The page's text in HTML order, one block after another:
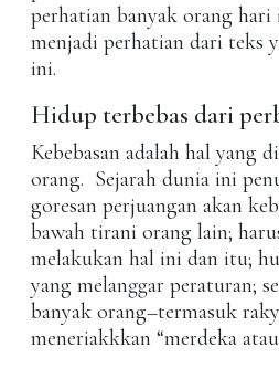
perhatian banyak orang
menjadi perhatian dari teks
ini.
Hidup terbebas dari
Kebebasan adalah hal yang
orang. Sejarah dunia ini
goresan perjuangan akan
bawah tirani orang lain;
melakukan hal ini dan itu;
yang melanggar peraturan;
banyak orang–termasuk
meneriakkkan “merdeka